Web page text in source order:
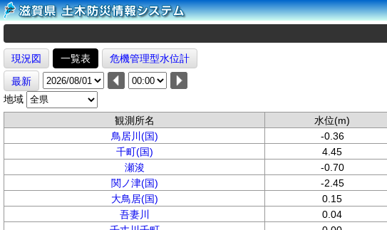
現況図 一覧表
危機管理型水位計
最新
地域
観測所名
水位(m)
鳥居川(国)
-0.36
千町(国)
4.45
瀬浚
-0.70
関ノ津(国)
-2.45
大鳥居(国)
0.15
吾妻川
0.04